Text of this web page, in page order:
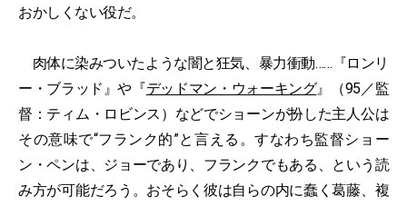
おかしくない役だ。
肉体に染みついたような闇と狂気、暴力衝動……『ロンリ
ー・ブラッド』や『デッドマン・ウォーキング』（95／監
督：ティム・ロビンス）などでショーンが扮した主人公は
その意味で“フランク的”と言える。すなわち監督ショー
ン・ペンは、ジョーであり、フランクでもある、という読
み方が可能だろう。おそらく彼は自らの内に蠢く葛藤、複